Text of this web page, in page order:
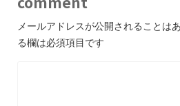
メールアドレスが公開されることは
る欄は必須項目です